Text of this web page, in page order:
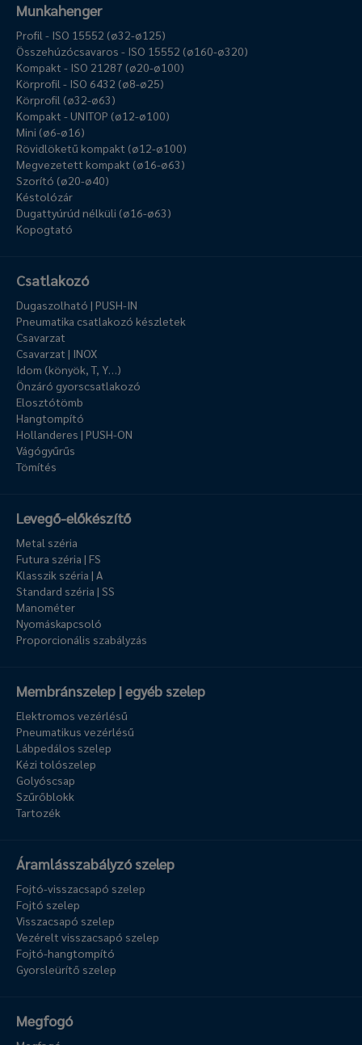
Munkahenger
Profil - ISO 15552 (ø32-ø125)
Összehúzócsavaros - ISO 15552 (ø160-ø320)
Kompakt - ISO 21287 (ø20-ø100)
Körprofil - ISO 6432 (ø8-ø25)
Körprofil (ø32-ø63)
Kompakt - UNITOP (ø12-ø100)
Mini (ø6-ø16)
Rövidlöketű kompakt (ø12-ø100)
Megvezetett kompakt (ø16-ø63)
Szorító (ø20-ø40)
Késtolózár
Dugattyúrúd nélküli (ø16-ø63)
Kopogtató
Csatlakozó
Dugaszolható | PUSH-IN
Pneumatika csatlakozó készletek
Csavarzat
Csavarzat | INOX
Idom (könyök, T, Y…)
Önzáró gyorscsatlakozó
Elosztótömb
Hangtompító
Hollanderes | PUSH-ON
Vágógyűrűs
Tömítés
Levegő-előkészítő
Metal széria
Futura széria | FS
Klasszik széria | A
Standard széria | SS
Manométer
Nyomáskapcsoló
Proporcionális szabályzás
Membránszelep | egyéb szelep
Elektromos vezérlésű
Pneumatikus vezérlésű
Lábpedálos szelep
Kézi tolószelep
Golyóscsap
Szűrőblokk
Tartozék
Áramlásszabályzó szelep
Fojtó-visszacsapó szelep
Fojtó szelep
Visszacsapó szelep
Vezérelt visszacsapó szelep
Fojtó-hangtompító
Gyorsleürítő szelep
Megfogó